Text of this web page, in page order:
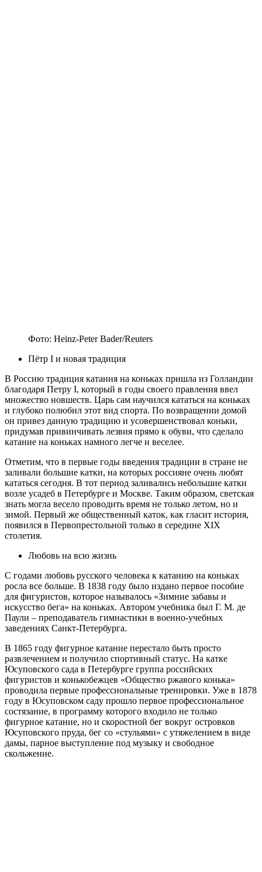
Фото: Heinz-Peter Bader/Reuters
Пётр I и новая традиция
В Россию традиция катания на коньках пришла из Голландии
благодаря Петру I, который в годы своего правления ввел
множество новшеств. Царь сам научился кататься на коньках
и глубоко полюбил этот вид спорта. По возвращении домой
он привез данную традицию и усовершенствовал коньки,
придумав привинчивать лезвия прямо к обуви, что сделало
катание на коньках намного легче и веселее.
Отметим, что в первые годы введения традиции в стране не
заливали большие катки, на которых россияне очень любят
кататься сегодня. В тот период заливались небольшие катки
возле усадеб в Петербурге и Москве. Таким образом, светская
знать могла весело проводить время не только летом, но и
зимой. Первый же общественный каток, как гласит история,
появился в Первопрестольной только в середине XIX
столетия.
Любовь на всю жизнь
С годами любовь русского человека к катанию на коньках
росла все больше. В 1838 году было издано первое пособие
для фигуристов, которое называлось «Зимние забавы и
искусство бега» на коньках. Автором учебника был Г. М. де
Паули – преподаватель гимнастики в военно-учебных
заведениях Санкт-Петербурга.
В 1865 году фигурное катание перестало быть просто
развлечением и получило спортивный статус. На катке
Юсуповского сада в Петербурге группа российских
фигуристов и конькобежцев «Общество ржавого конька»
проводила первые профессиональные тренировки. Уже в 1878
году в Юсуповском саду прошло первое профессиональное
состязание, в программу которого входило не только
фигурное катание, но и скоростной бег вокруг островков
Юсуповского пруда, бег со «стульями» с утяжелением в виде
дамы, парное выступление под музыку и свободное
скольжение.